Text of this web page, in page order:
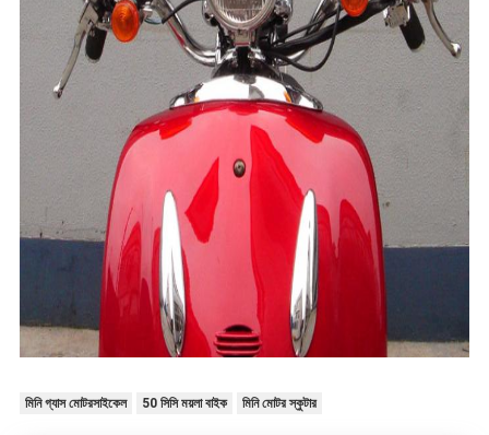
মিনি গ্যাস মোটরসাইকেল 50 সিসি ময়লা বাইক মিনি মোটর স্কুটার